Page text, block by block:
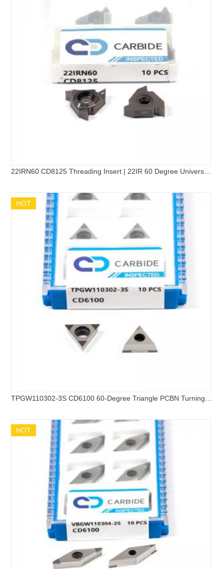
22IRN60 CD8125 Threading Insert | 22IR 60 Degree Universal
HOT
TPGW110302-3S CD6100 60-Degree Triangle PCBN Turning
HOT